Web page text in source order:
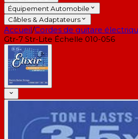
Équipement Automobile
Câbles & Adaptateurs
Accueil/Cordes de guitare
Gtr-7 Str-Lite Échelle 010-056